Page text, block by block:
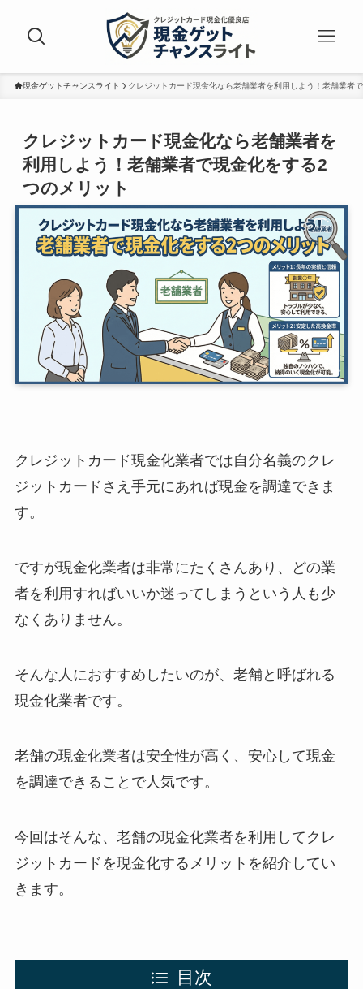
現金ゲットチャンスライト クレジットカード現金化なら老舗業者を利用しよう！老舗業者
クレジットカード現金化なら老舗業者を
利用しよう！老舗業者で現金化をする2
つのメリット
クレジットカード現金化業者では自分名義のクレ
ジットカードさえ手元にあれば現金を調達できま
す。
ですが現金化業者は非常にたくさんあり、どの業
者を利用すればいいか迷ってしまうという人も少
なくありません。
そんな人におすすめしたいのが、老舗と呼ばれる
現金化業者です。
老舗の現金化業者は安全性が高く、安心して現金
を調達できることで人気です。
今回はそんな、老舗の現金化業者を利用してクレ
ジットカードを現金化するメリットを紹介してい
きます。
目次